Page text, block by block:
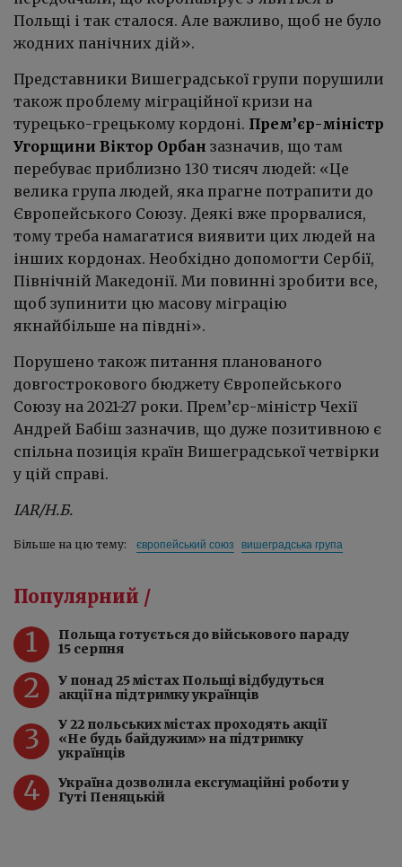
Польщі і так сталося. Але важливо, щоб не було
жодних панічних дій».
Представники Вишеградської групи порушили
також проблему міграційної кризи на
турецько-грецькому кордоні. Прем’єр-міністр
Угорщини Віктор Орбан зазначив, що там
перебуває приблизно 130 тисяч людей: «Це
велика група людей, яка прагне потрапити до
Європейського Союзу. Деякі вже прорвалися,
тому треба намагатися виявити цих людей на
інших кордонах. Необхідно допомогти Сербії,
Північній Македонії. Ми повинні зробити все,
щоб зупинити цю масову міграцію
якнайбільше на півдні».
Порушено також питання планованого
довгострокового бюджету Європейського
Союзу на 2021-27 роки. Прем’єр-міністр Чехії
Андрей Бабіш зазначив, що дуже позитивною є
спільна позиція країн Вишеградської четвірки
у цій справі.
IAR/Н.Б.
Більше на цю тему: європейський союз вишеградська група
Популярний /
1
Польща готується до військового параду
15 серпня
2
У понад 25 містах Польщі відбудуться
акції на підтримку українців
3
У 22 польських містах проходять акції
«Не будь байдужим» на підтримку
українців
4
Україна дозволила ексгумаційні роботи у
Гуті Пеняцькій